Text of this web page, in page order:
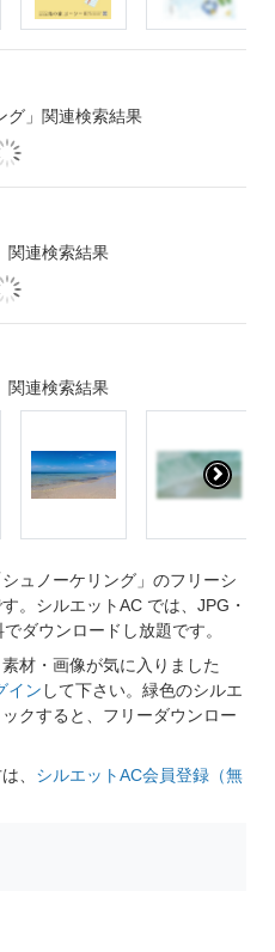
グ」関連検索結果
関連検索結果
関連検索結果
ュノーケリング」のフリーシ
。シルエットAC では、JPG・
ダウンロードし放題です。
材・画像が気に入りました
イン して下さい。緑色のシルエ
クすると、フリーダウンロー
、 シルエットAC会員登録（無